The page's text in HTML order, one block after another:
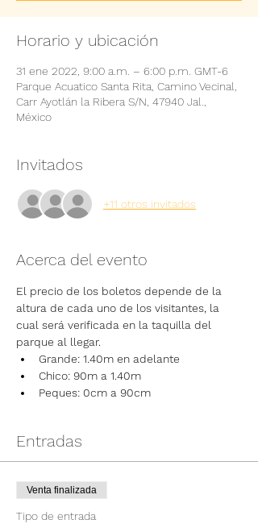
Horario y ubicación
31 ene 2022, 9:00 a.m. – 6:00 p.m. GMT-6
Parque Acuatico Santa Rita, Camino Vecinal,
Carr Ayotlán la Ribera S/N, 47940 Jal.,
México
Invitados
+11 otros invitados
Acerca del evento
El precio de los boletos depende de la
altura de cada uno de los visitantes, la
cual será verificada en la taquilla del
parque al llegar.
Grande: 1.40m en adelante
Chico: 90m a 1.40m
Peques: 0cm a 90cm
Entradas
Venta finalizada
Tipo de entrada